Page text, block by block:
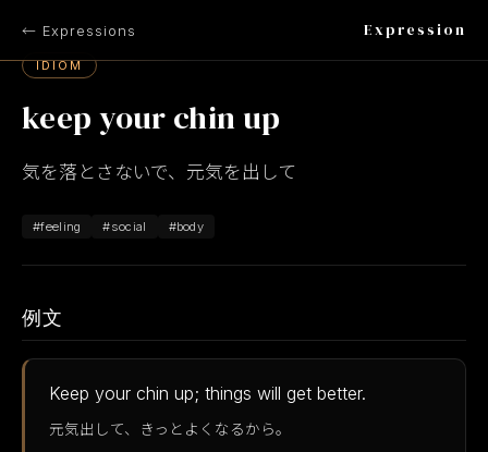
← Expressions Expression
IDIOM
keep your chin up
気を落とさないで、元気を出して
#feeling #social #body
例文
Keep your chin up; things will get better.
元気出して、きっとよくなるから。